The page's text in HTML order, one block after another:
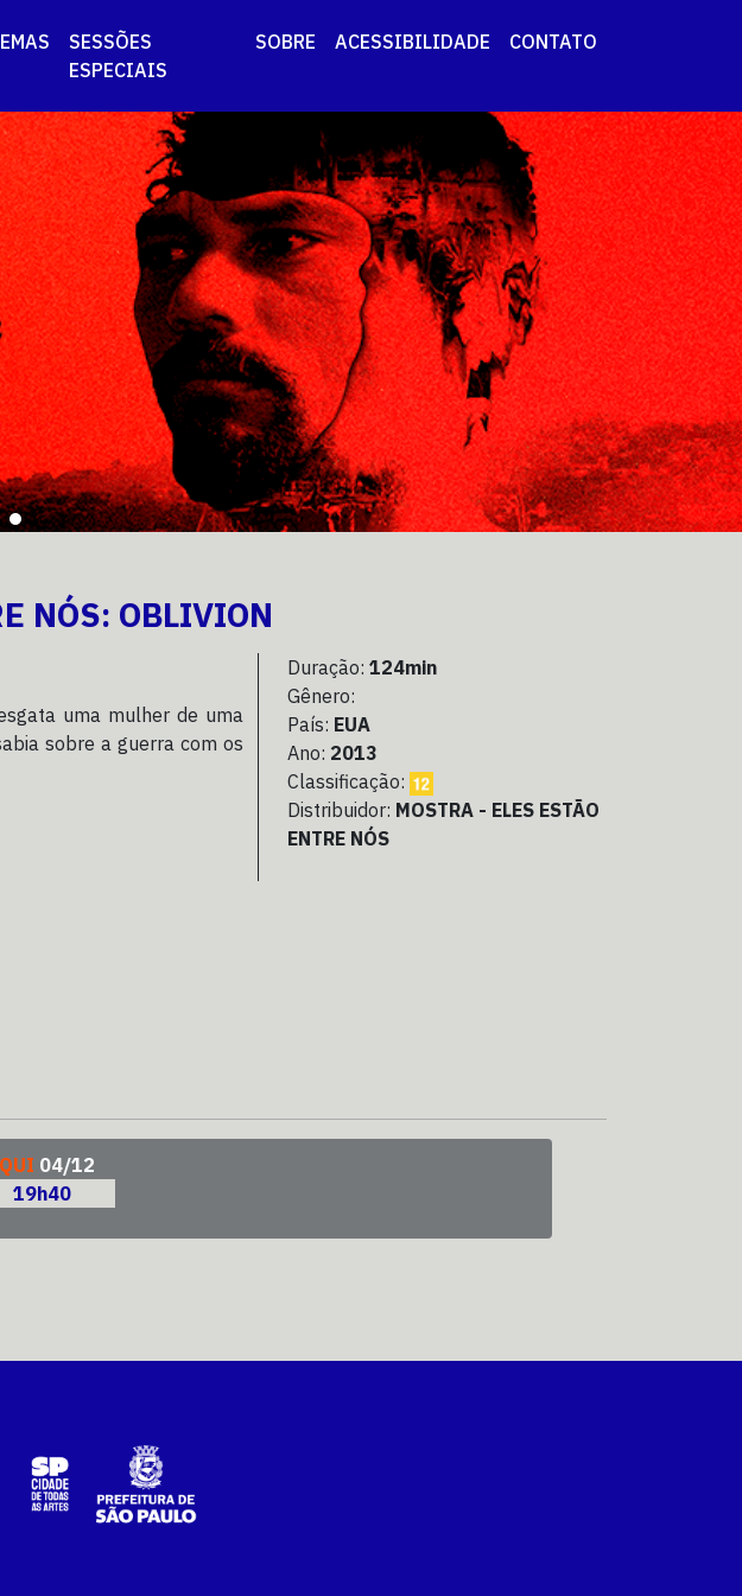
SESSÕES
ESPECIAIS
SOBRE ACESSIBILIDADE CONTATO
NÓS: OBLIVION
uma mulher de uma
sobre a guerra com os
Duração:124min
Gênero:
País: EUA
Ano: 2013
Classificação:
Distribuidor: MOSTRA - ELES ESTÃO
ENTRE NÓS
QUI 04/12
19h40